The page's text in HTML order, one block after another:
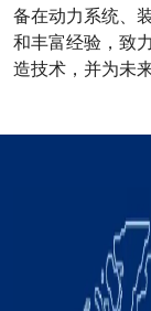
备在动力系统、
和丰富经验，致
造技术，并为未